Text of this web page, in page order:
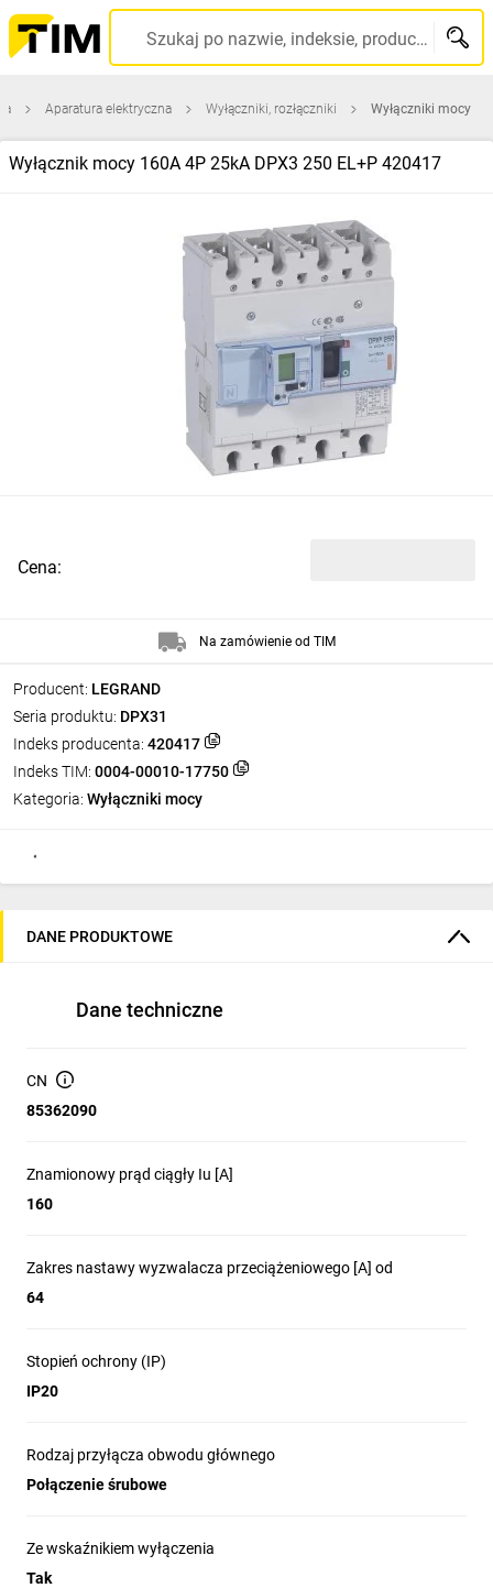
Szukaj po nazwie, indeksie, producencie, kodzie kreskowym...
Aparatura elektryczna Wyłączniki, rozłączniki Wyłączniki mocy
Wyłącznik mocy 160A 4P 25kA DPX3 250 EL+P 420417
Producent: LEGRAND
Seria produktu: DPX31
Indeks producenta: 420417
Indeks TIM: 0004-00010-17750
Kategoria: Wyłączniki mocy
Cena:
Na zamówienie od TIM
DANE PRODUKTOWE
Dane techniczne
CN
85362090
Znamionowy prąd ciągły Iu [A]
160
Zakres nastawy wyzwalacza przeciążeniowego [A] od
64
Stopień ochrony (IP)
IP20
Rodzaj przyłącza obwodu głównego
Połączenie śrubowe
Ze wskaźnikiem wyłączenia
Tak